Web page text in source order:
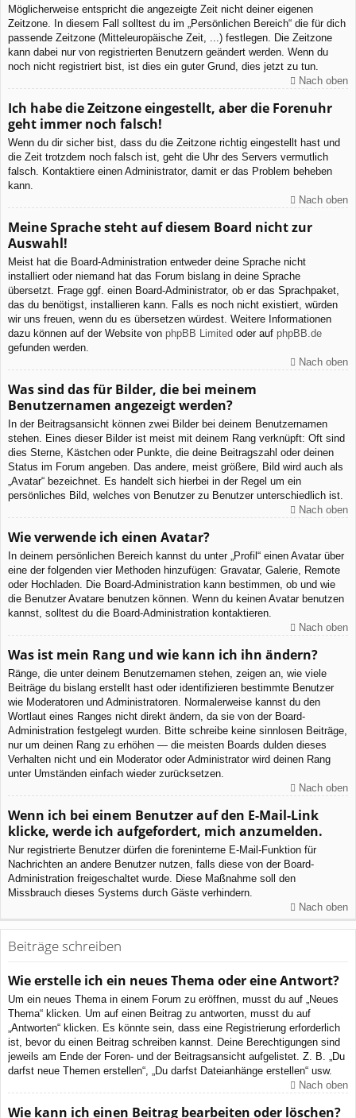
Möglicherweise entspricht die angezeigte Zeit nicht deiner eigenen
Zeitzone. In diesem Fall solltest du im „Persönlichen Bereich“ die für dich
passende Zeitzone (Mitteleuropäische Zeit, ...) festlegen. Die Zeitzone
kann dabei nur von registrierten Benutzern geändert werden. Wenn du
noch nicht registriert bist, ist dies ein guter Grund, dies jetzt zu tun.
Nach oben
Ich habe die Zeitzone eingestellt, aber die Forenuhr
geht immer noch falsch!
Wenn du dir sicher bist, dass du die Zeitzone richtig eingestellt hast und
die Zeit trotzdem noch falsch ist, geht die Uhr des Servers vermutlich
falsch. Kontaktiere einen Administrator, damit er das Problem beheben
kann.
Nach oben
Meine Sprache steht auf diesem Board nicht zur
Auswahl!
Meist hat die Board-Administration entweder deine Sprache nicht
installiert oder niemand hat das Forum bislang in deine Sprache
übersetzt. Frage ggf. einen Board-Administrator, ob er das Sprachpaket,
das du benötigst, installieren kann. Falls es noch nicht existiert, würden
wir uns freuen, wenn du es übersetzen würdest. Weitere Informationen
dazu können auf der Website von phpBB Limited oder auf phpBB.de
gefunden werden.
Nach oben
Was sind das für Bilder, die bei meinem
Benutzernamen angezeigt werden?
In der Beitragsansicht können zwei Bilder bei deinem Benutzernamen
stehen. Eines dieser Bilder ist meist mit deinem Rang verknüpft: Oft sind
dies Sterne, Kästchen oder Punkte, die deine Beitragszahl oder deinen
Status im Forum angeben. Das andere, meist größere, Bild wird auch als
„Avatar“ bezeichnet. Es handelt sich hierbei in der Regel um ein
persönliches Bild, welches von Benutzer zu Benutzer unterschiedlich ist.
Nach oben
Wie verwende ich einen Avatar?
In deinem persönlichen Bereich kannst du unter „Profil“ einen Avatar über
eine der folgenden vier Methoden hinzufügen: Gravatar, Galerie, Remote
oder Hochladen. Die Board-Administration kann bestimmen, ob und wie
die Benutzer Avatare benutzen können. Wenn du keinen Avatar benutzen
kannst, solltest du die Board-Administration kontaktieren.
Nach oben
Was ist mein Rang und wie kann ich ihn ändern?
Ränge, die unter deinem Benutzernamen stehen, zeigen an, wie viele
Beiträge du bislang erstellt hast oder identifizieren bestimmte Benutzer
wie Moderatoren und Administratoren. Normalerweise kannst du den
Wortlaut eines Ranges nicht direkt ändern, da sie von der Board-
Administration festgelegt wurden. Bitte schreibe keine sinnlosen Beiträge,
nur um deinen Rang zu erhöhen — die meisten Boards dulden dieses
Verhalten nicht und ein Moderator oder Administrator wird deinen Rang
unter Umständen einfach wieder zurücksetzen.
Nach oben
Wenn ich bei einem Benutzer auf den E-Mail-Link
klicke, werde ich aufgefordert, mich anzumelden.
Nur registrierte Benutzer dürfen die foreninterne E-Mail-Funktion für
Nachrichten an andere Benutzer nutzen, falls diese von der Board-
Administration freigeschaltet wurde. Diese Maßnahme soll den
Missbrauch dieses Systems durch Gäste verhindern.
Nach oben
Beiträge schreiben
Wie erstelle ich ein neues Thema oder eine Antwort?
Um ein neues Thema in einem Forum zu eröffnen, musst du auf „Neues
Thema“ klicken. Um auf einen Beitrag zu antworten, musst du auf
„Antworten“ klicken. Es könnte sein, dass eine Registrierung erforderlich
ist, bevor du einen Beitrag schreiben kannst. Deine Berechtigungen sind
jeweils am Ende der Foren- und der Beitragsansicht aufgelistet. Z. B. „Du
darfst neue Themen erstellen“, „Du darfst Dateianhänge erstellen“ usw.
Nach oben
Wie kann ich einen Beitrag bearbeiten oder löschen?